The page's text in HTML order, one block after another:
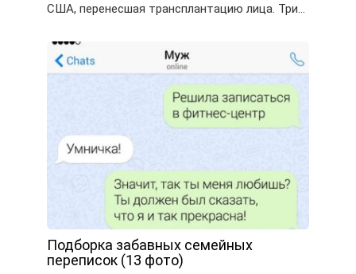
США, перенесшая трансплантацию лица. Три…
Подборка забавных семейных
переписок (13 фото)